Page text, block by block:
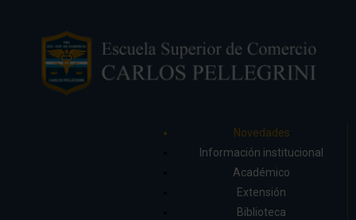
Novedades
Información institucional
Académico
Extensión
Biblioteca